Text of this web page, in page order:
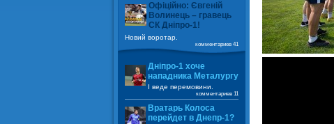
Офіційно: Євгеній
Волинець – гравець
СК Дніпро-1!
Новий воротар.
комментариев 41
Дніпро-1 хоче
нападника Металургу
І веде перемовини.
комментариев 11
Вратарь Колоса
перейдет в Днепр-1?